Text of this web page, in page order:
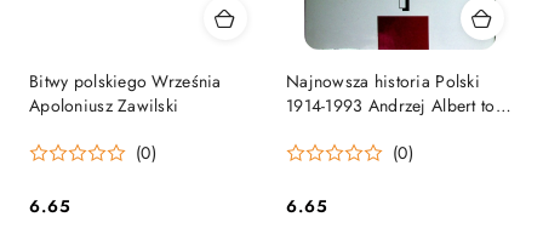
Bitwy polskiego Września
Apoloniusz Zawilski
(0)
Cena:
6.65
Najnowsza historia Polski
1914-1993 Andrzej Albert tom
(0)
Cena:
6.65